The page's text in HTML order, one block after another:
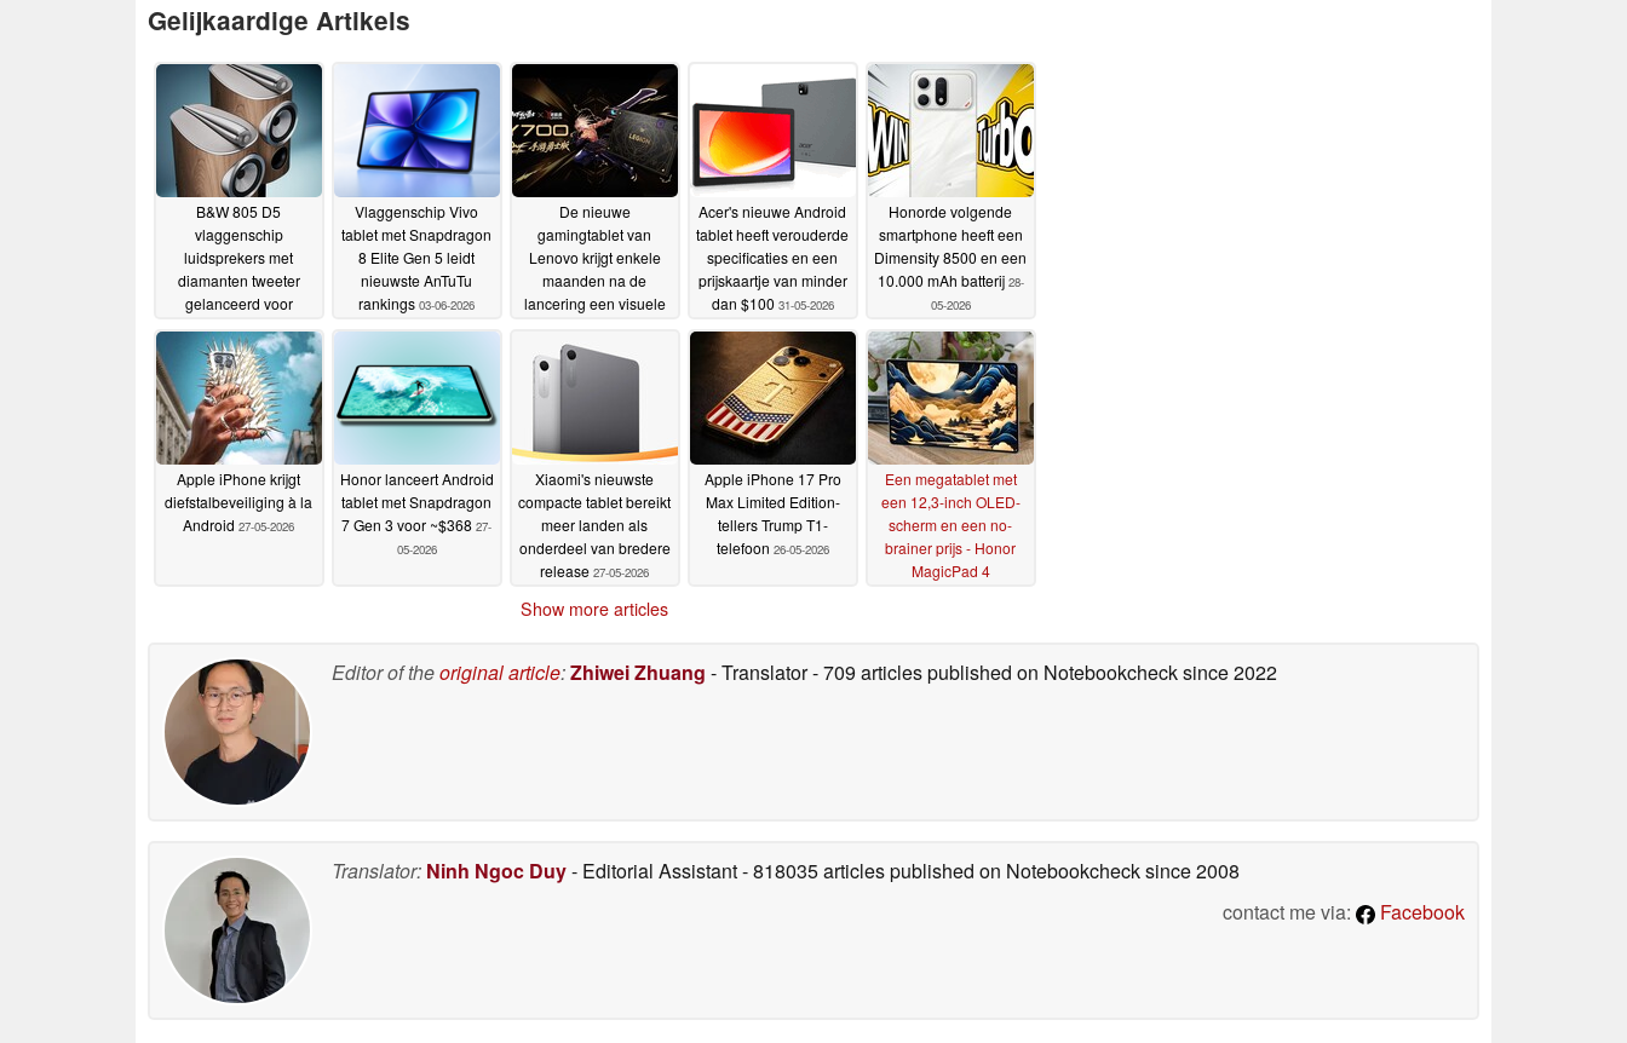
Gelijkaardige Artikels
B&W 805 D5
vlaggenschip
luidsprekers met
diamanten tweeter
gelanceerd voor
04-06-2026
Vlaggenschip Vivo
tablet met Snapdragon
8 Elite Gen 5 leidt
nieuwste AnTuTu
rankings 03-06-2026
De nieuwe
gamingtablet van
Lenovo krijgt enkele
maanden na de
lancering een visuele
Acer's nieuwe Android
tablet heeft verouderde
specificaties en een
prijskaartje van minder
dan $100 31-05-2026
Honorde volgende
smartphone heeft een
Dimensity 8500 en een
10.000 mAh batterij 28-
05-2026
Apple iPhone krijgt
diefstalbeveiliging à la
Android 27-05-2026
Honor lanceert Android
tablet met Snapdragon
7 Gen 3 voor ~$368 27-
05-2026
Xiaomi's nieuwste
compacte tablet bereikt
meer landen als
onderdeel van bredere
release 27-05-2026
Apple iPhone 17 Pro
Max Limited Edition-
tellers Trump T1-
telefoon 26-05-2026
Een megatablet met
een 12,3-inch OLED-
scherm en een no-
brainer prijs - Honor
MagicPad 4
Show more articles
Editor of theoriginal article:Zhiwei Zhuang - Translator- 709 articles published on Notebookchecksince 2022
Translator: Ninh Ngoc Duy- Editorial Assistant- 818035 articles published on Notebookchecksince 2008
contact me via:
Facebook